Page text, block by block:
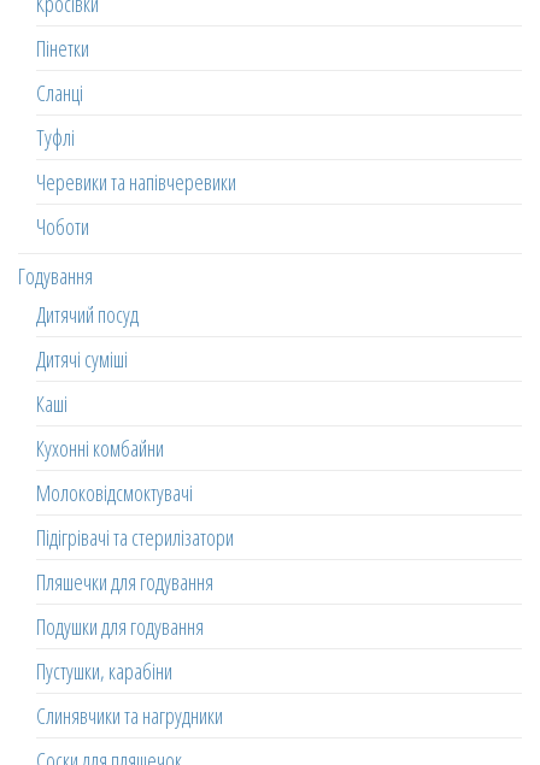
Пінетки
Сланці
Туфлі
Черевики та напівчеревики
Чоботи
Годування
Дитячий посуд
Дитячі суміші
Каші
Кухонні комбайни
Молоковідсмоктувачі
Підігрівачі та стерилізатори
Пляшечки для годування
Подушки для годування
Пустушки, карабіни
Слинявчики та нагрудники